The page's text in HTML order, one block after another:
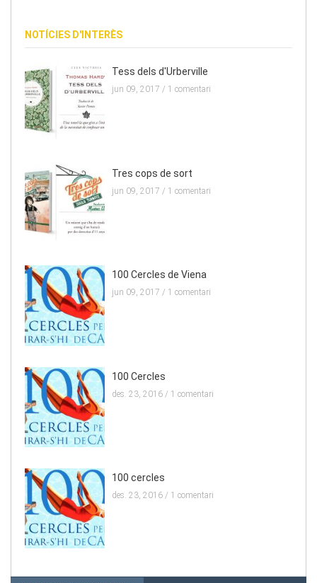
NOTÍCIES D'INTERÈS
Tess dels d'Urberville
jun 09, 2017 / 1 comentari
Tres cops de sort
jun 09, 2017 / 1 comentari
100 Cercles de Viena
jun 09, 2017 / 1 comentari
100 Cercles
des. 23, 2016 / 1 comentari
100 cercles
des. 23, 2016 / 1 comentari